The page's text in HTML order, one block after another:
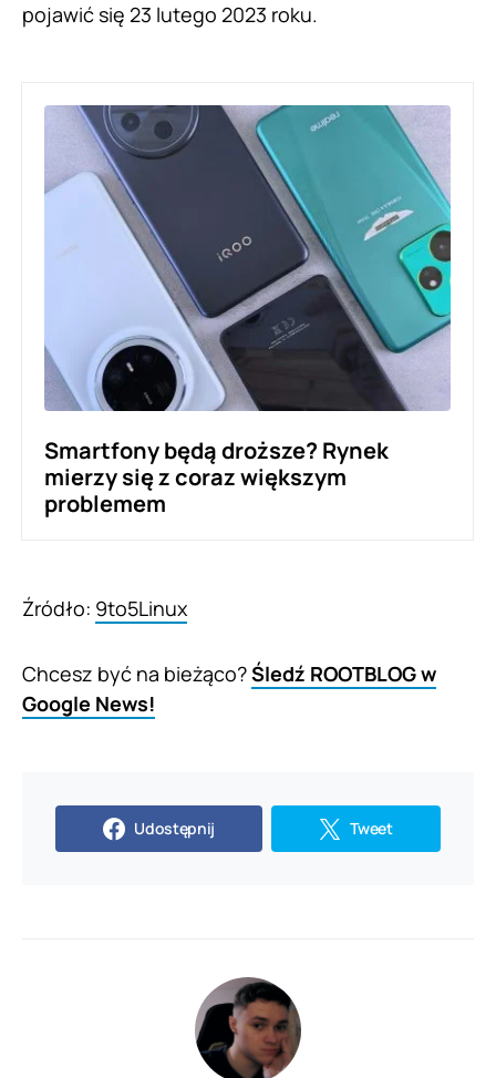
pojawić się 23 lutego 2023 roku.
Smartfony będą droższe? Rynek
mierzy się z coraz większym
problemem
Źródło: 9to5Linux
Chcesz być na bieżąco?Śledź ROOTBLOG w
Google News!
Udostępnij Tweet